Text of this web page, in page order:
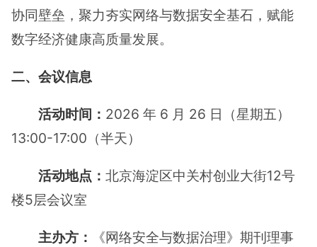
协同壁垒，聚力夯实网络与数据安全基石，赋能
数字经济健康高质量发展。
二、会议信息
活动时间： 2026 年 6 月 26 日（星期五）
13:00-17:00（半天）
活动地点：北京海淀区中关村创业大街12号
楼5层会议室
主办方：
《网络安全与数据治理》期刊理事